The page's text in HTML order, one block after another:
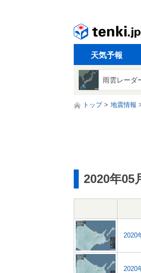
天気予報
雨雲レーダ
トップ 地震情報
2020年05
2020
2020